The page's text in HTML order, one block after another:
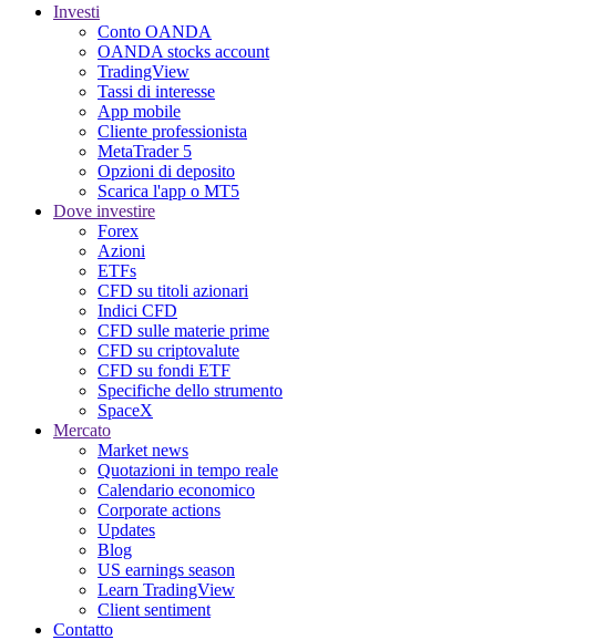
Investi
Conto OANDA
OANDA stocks account
TradingView
Tassi di interesse
App mobile
Cliente professionista
MetaTrader 5
Opzioni di deposito
Scarica l'app o MT5
Dove investire
Forex
Azioni
ETFs
CFD su titoli azionari
Indici CFD
CFD sulle materie prime
CFD su criptovalute
CFD su fondi ETF
Specifiche dello strumento
SpaceX
Mercato
Market news
Quotazioni in tempo reale
Calendario economico
Corporate actions
Updates
Blog
US earnings season
Learn TradingView
Client sentiment
Contatto